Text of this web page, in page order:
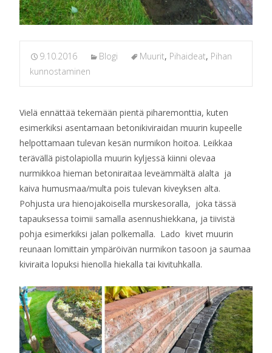
9.10.2016 Blogi Muurit, Pihaideat, Pihan
kunnostaminen
Vielä ennättää tekemään pientä piharemonttia, kuten
esimerkiksi asentamaan betonikiviraidan muurin kupeelle
helpottamaan tulevan kesän nurmikon hoitoa. Leikkaa
terävällä pistolapiolla muurin kyljessä kiinni olevaa
nurmikkoa hieman betoniraitaa leveämmältä alalta ja
kaiva humusmaa/multa pois tulevan kiveyksen alta.
Pohjusta ura hienojakoisella murskesoralla, joka tässä
tapauksessa toimii samalla asennushiekkana, ja tiivistä
pohja esimerkiksi jalan polkemalla. Lado kivet muurin
reunaan lomittain ympäröivän nurmikon tasoon ja saumaa
kiviraita lopuksi hienolla hiekalla tai kivituhkalla.